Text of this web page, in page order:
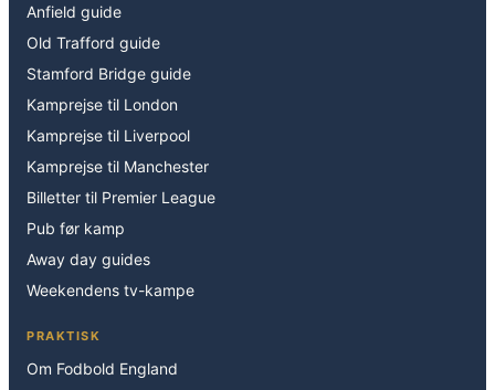
Anfield guide
Old Trafford guide
Stamford Bridge guide
Kamprejse til London
Kamprejse til Liverpool
Kamprejse til Manchester
Billetter til Premier League
Pub før kamp
Away day guides
Weekendens tv-kampe
PRAKTISK
Om Fodbold England